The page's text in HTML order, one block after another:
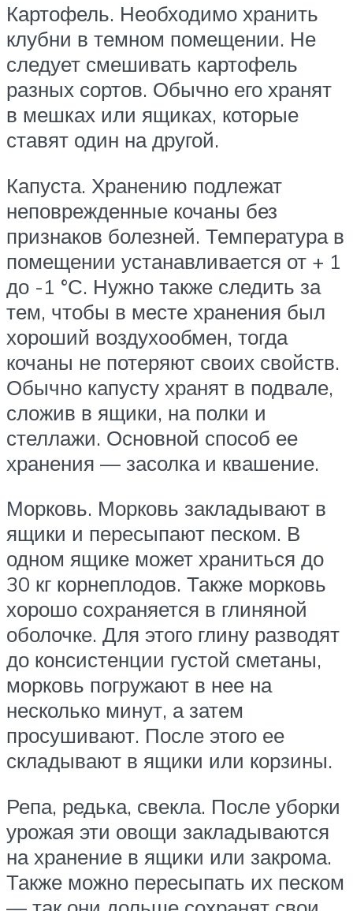
Картофель. Необходимо хранить
клубни в темном помещении. Не
следует смешивать картофель
разных сортов. Обычно его хранят
в мешках или ящиках, которые
ставят один на другой.
Капуста. Хранению подлежат
неповрежденные кочаны без
признаков болезней. Температура в
помещении устанавливается от + 1
до -1 °С. Нужно также следить за
тем, чтобы в месте хранения был
хороший воздухообмен, тогда
кочаны не потеряют своих свойств.
Обычно капусту хранят в подвале,
сложив в ящики, на полки и
стеллажи. Основной способ ее
хранения — засолка и квашение.
Морковь. Морковь закладывают в
ящики и пересыпают песком. В
одном ящике может храниться до
30 кг корнеплодов. Также морковь
хорошо сохраняется в глиняной
оболочке. Для этого глину разводят
до консистенции густой сметаны,
морковь погружают в нее на
несколько минут, а затем
просушивают. После этого ее
складывают в ящики или корзины.
Репа, редька, свекла. После уборки
урожая эти овощи закладываются
на хранение в ящики или закрома.
Также можно пересыпать их песком